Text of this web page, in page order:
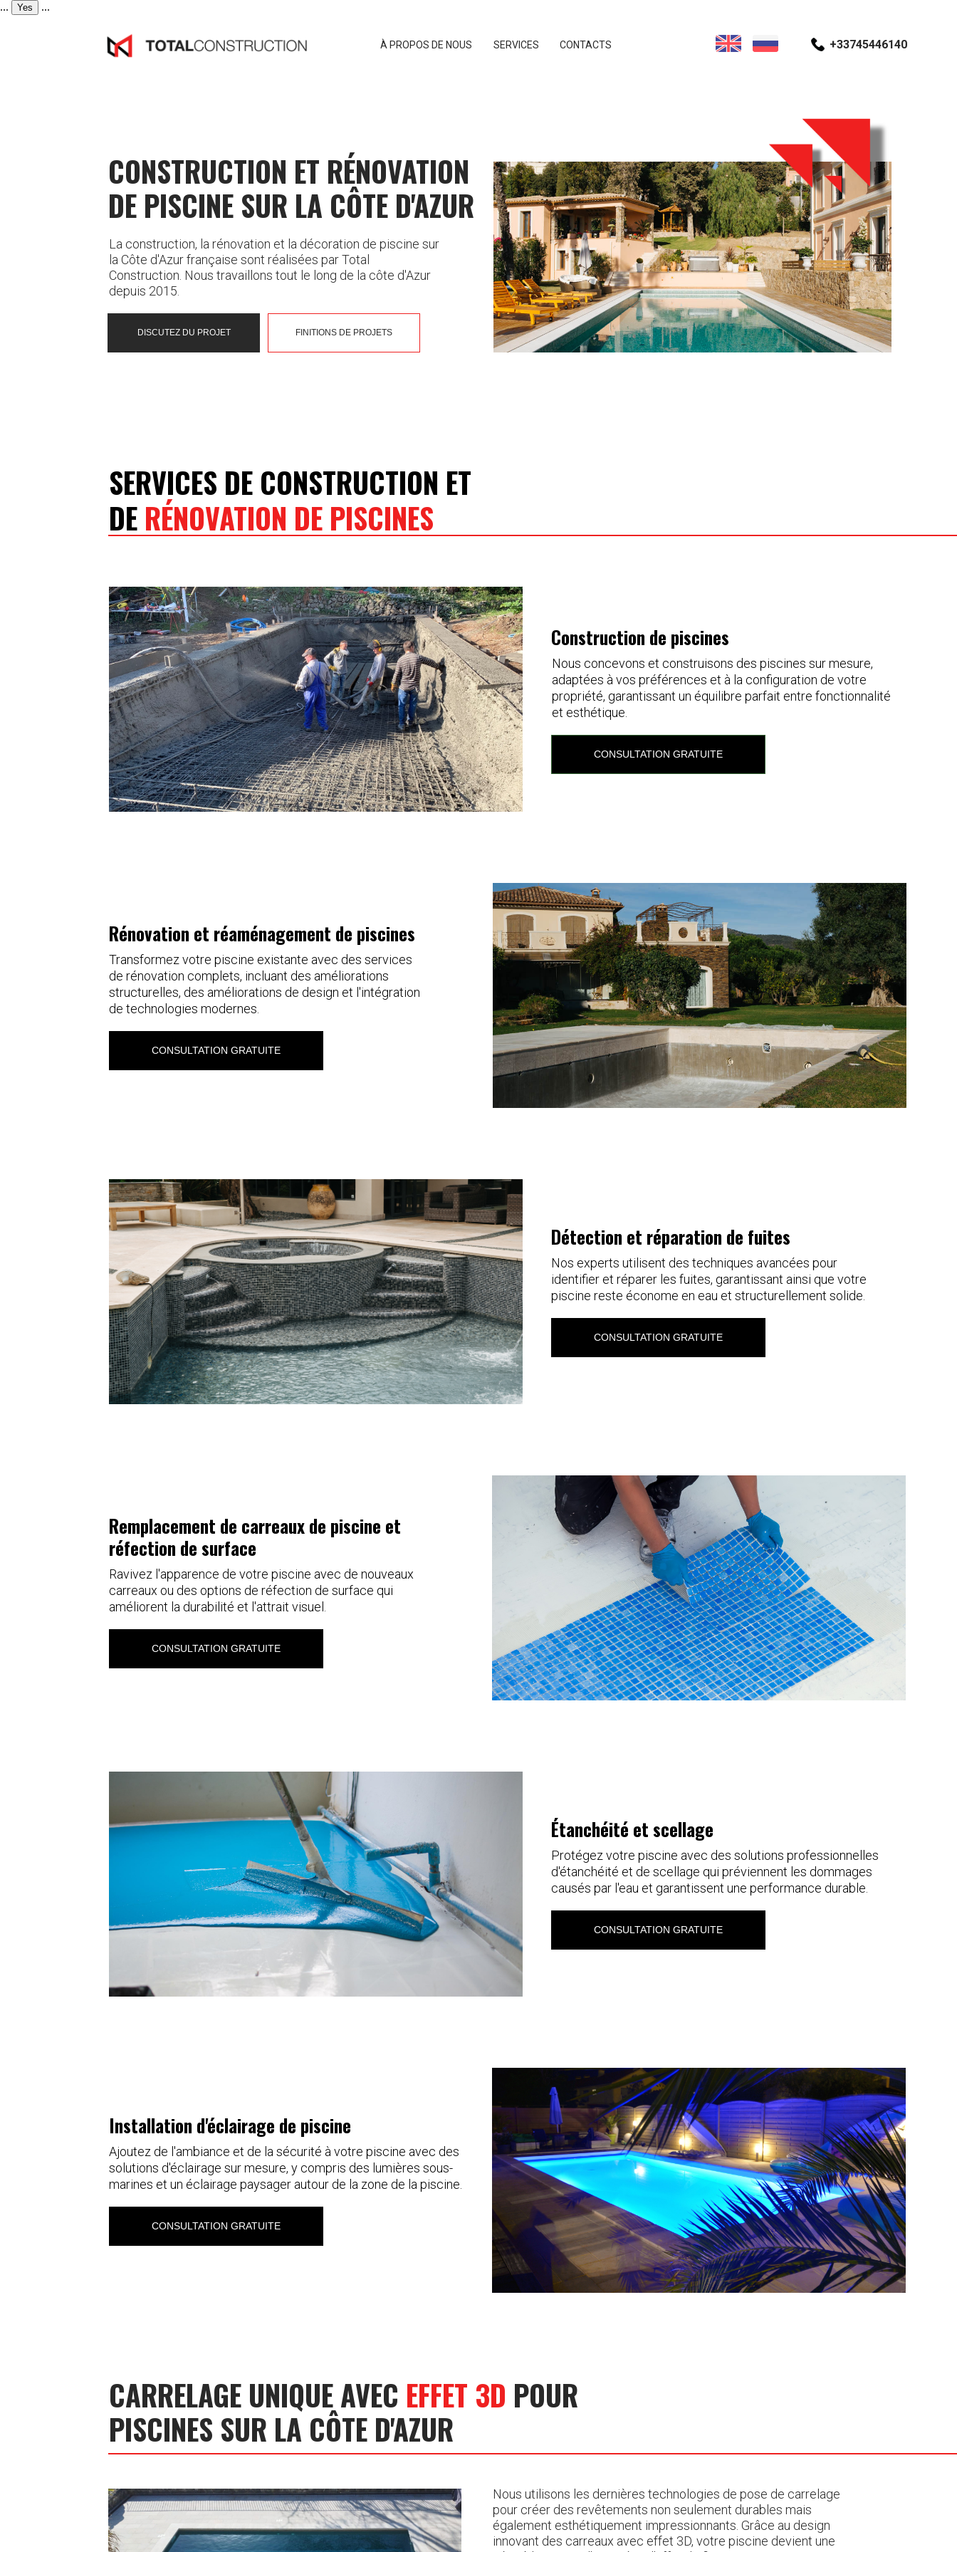
... Yes ...
À PROPOS DE NOUS SERVICES CONTACTS +33745446140
CONSTRUCTION ET RÉNOVATION
DE PISCINE SUR LA CÔTE D'AZUR
La construction, la rénovation et la décoration de piscine sur
la Côte d'Azur française sont réalisées par Total
Construction. Nous travaillons tout le long de la côte d'Azur
depuis 2015.
DISCUTEZ DU PROJET FINITIONS DE PROJETS
Étanchéité et scellage
CONSULTATION GRATUITE
Protégez votre piscine avec des solutions professionnelles
d'étanchéité et de scellage qui préviennent les dommages
causés par l'eau et garantissent une performance durable.
Détection et réparation de fuites
CONSULTATION GRATUITE
Nos experts utilisent des techniques avancées pour
identifier et réparer les fuites, garantissant ainsi que votre
piscine reste économe en eau et structurellement solide.
SERVICES DE CONSTRUCTION ET
DE RÉNOVATION DE PISCINES
Installation d'éclairage de piscine
CONSULTATION GRATUITE
Ajoutez de l'ambiance et de la sécurité à votre piscine avec des
solutions d'éclairage sur mesure, y compris des lumières sous-
marines et un éclairage paysager autour de la zone de la piscine.
Remplacement de carreaux de piscine et
réfection de surface
CONSULTATION GRATUITE
Ravivez l'apparence de votre piscine avec de nouveaux
carreaux ou des options de réfection de surface qui
améliorent la durabilité et l'attrait visuel.
Rénovation et réaménagement de piscines
CONSULTATION GRATUITE
Transformez votre piscine existante avec des services
de rénovation complets, incluant des améliorations
structurelles, des améliorations de design et l'intégration
de technologies modernes.
Construction de piscines
CONSULTATION GRATUITE
Nous concevons et construisons des piscines sur mesure,
adaptées à vos préférences et à la configuration de votre
propriété, garantissant un équilibre parfait entre fonctionnalité
et esthétique.
CARRELAGE UNIQUE AVEC EFFET 3D POUR
PISCINES SUR LA CÔTE D'AZUR
Nous utilisons les dernières technologies de pose de carrelage
pour créer des revêtements non seulement durables mais
également esthétiquement impressionnants. Grâce au design
innovant des carreaux avec effet 3D, votre piscine devient une